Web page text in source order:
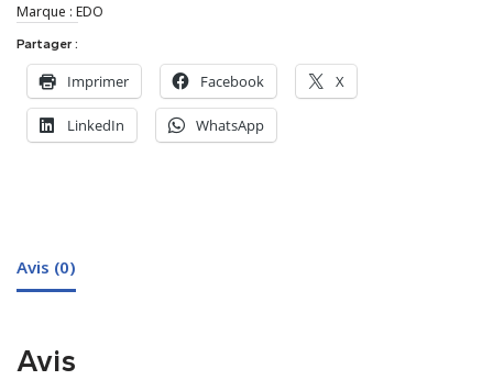
Marque : EDO
Partager :
Imprimer Facebook X
LinkedIn WhatsApp
Avis (0)
Avis